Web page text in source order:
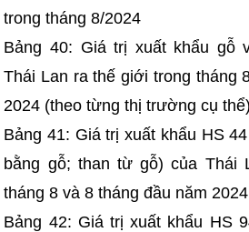
trong tháng 8/2024
Bảng 40: Giá trị xuất khẩu gỗ
Thái Lan ra thế giới trong tháng
2024 (theo từng thị trường cụ thể)
Bảng 41: Giá trị xuất khẩu HS
bằng gỗ; than từ gỗ) của Thái
tháng 8 và 8 tháng đầu năm 2024
Bảng 42: Giá trị xuất khẩu HS